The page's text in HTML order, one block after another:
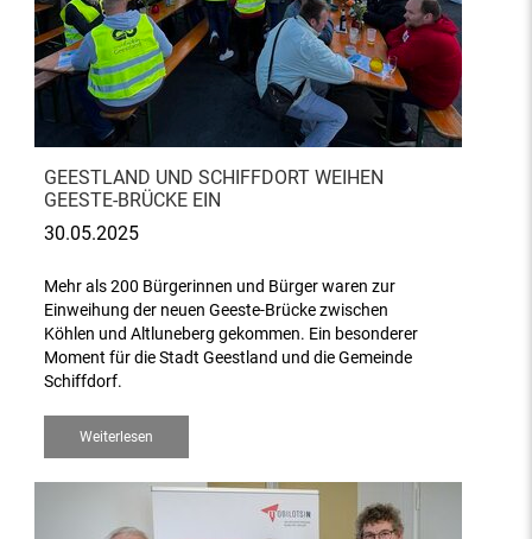
GEESTLAND UND SCHIFFDORT WEIHEN
GEESTE-BRÜCKE EIN
30.05.2025
Mehr als 200 Bürgerinnen und Bürger waren zur
Einweihung der neuen Geeste-Brücke zwischen
Köhlen und Altluneberg gekommen. Ein besonderer
Moment für die Stadt Geestland und die Gemeinde
Schiffdorf.
Weiterlesen